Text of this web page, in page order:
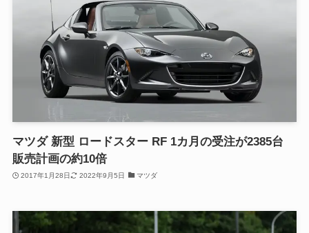
マツダ 新型 ロードスター RF 1カ月の受注が2385台
販売計画の約10倍
2017年1月28日 2022年9月5日 マツダ